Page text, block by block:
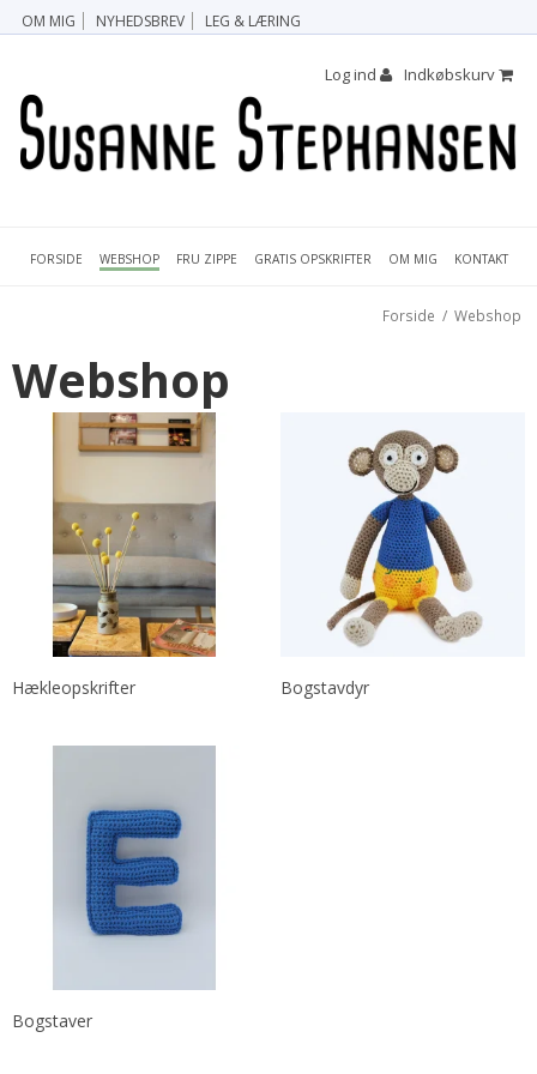
OM MIG NYHEDSBREV LEG & LÆRING
Indkøbskurv
Log ind
FORSIDE WEBSHOP FRU ZIPPE GRATIS OPSKRIFTER OM MIG KONTAKT
Forside / Webshop
Webshop
Hækleopskrifter Bogstavdyr
Bogstaver